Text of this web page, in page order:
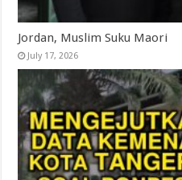
Jordan, Muslim Suku Maori
July 17, 2026